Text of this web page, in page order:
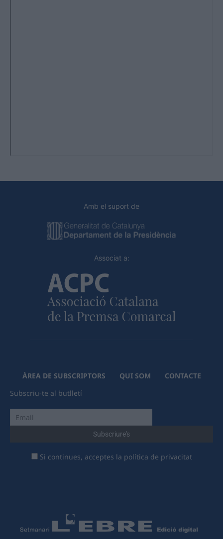
Amb el suport de
Associat a:
ÀREA DE SUBSCRIPTORS QUI SOM
CONTACTE
Subscriu-te al butlletí
Si continues, acceptes la política de privacitat